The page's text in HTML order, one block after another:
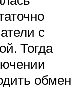
с
Тогда
обмен